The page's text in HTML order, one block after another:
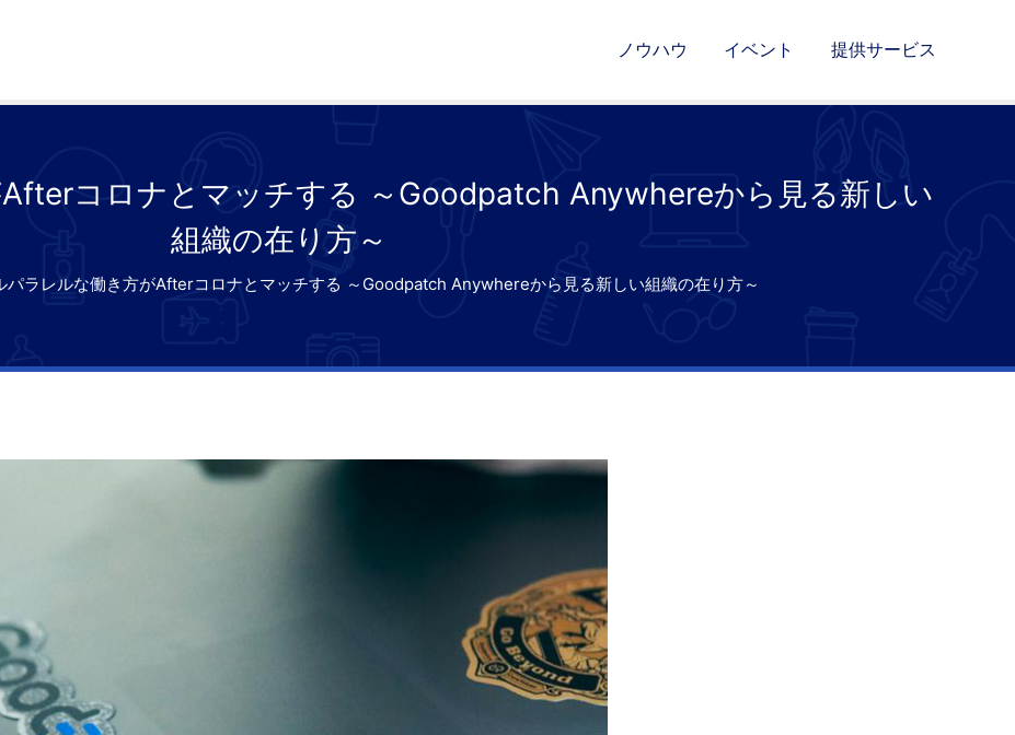
ノウハウ イベント 提供サービス
コロナとマッチする ～Goodpatch Anywhereから見る新しい
組織の在り方～
パラレルな働き方がAfterコロナとマッチする ～Goodpatch Anywhereから見る新しい組織の在り方～